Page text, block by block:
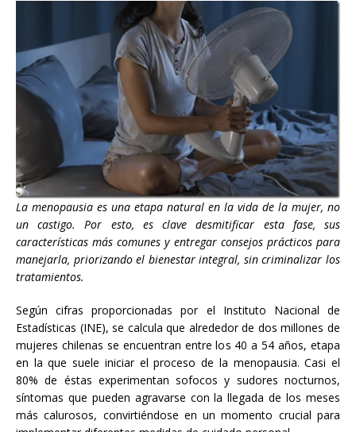
La menopausia es una etapa natural en la vida de la mujer, no
un castigo. Por esto, es clave desmitificar esta fase, sus
características más comunes y entregar consejos prácticos para
manejarla, priorizando el bienestar integral, sin criminalizar los
tratamientos.
Según cifras proporcionadas por el Instituto Nacional de
Estadísticas (INE), se calcula que alrededor de dos millones de
mujeres chilenas se encuentran entre los 40 a 54 años, etapa
en la que suele iniciar el proceso de la menopausia. Casi el
80% de éstas experimentan sofocos y sudores nocturnos,
síntomas que pueden agravarse con la llegada de los meses
más calurosos, convirtiéndose en un momento crucial para